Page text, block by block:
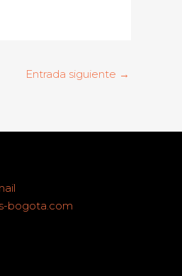
Entrada siguiente →
bogota.com